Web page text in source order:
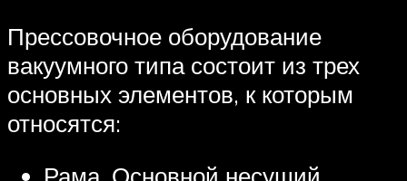
Прессовочное оборудование
вакуумного типа состоит из трех
основных элементов, к которым
относятся: